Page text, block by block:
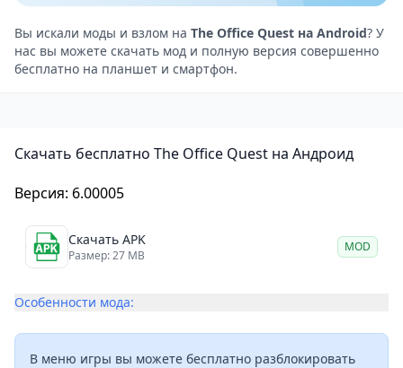
Оно включает дразнилки и звуковые эффекты,
которые усиливают комический эффект и делают
игру ещё более забавной.
The Office Quest — разрушить офисную рутину
головоломок. Она предлагает необычный и
заряжает позитивом благодаря своему юмору.
Эта игра — отличный выбор для тех, кто хочет
отдохнуть и расслабиться после напряжённого
показаться сложными, разработчики
предусмотрели подсказки, которые помогут вам
продвинуться дальше.
Вы искали моды и взлом на The Office Quest на Android? У
нас вы можете скачать мод и полную версия совершенно
бесплатно на планшет и смартфон.
Скачать бесплатно The Office Quest на Андроид
Версия: 6.00005
Скачать APK
Размер: 27 MB
MOD
Особенности мода:
В меню игры вы можете бесплатно разблокировать